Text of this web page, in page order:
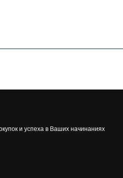
и успеха в Ваших начинаниях